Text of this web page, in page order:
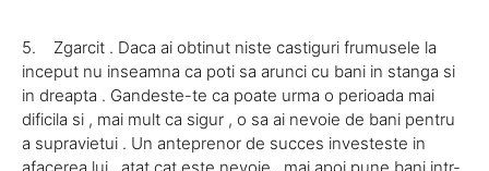
5. Zgarcit . Daca ai obtinut niste castiguri frumusele la
inceput nu inseamna ca poti sa arunci cu bani in stanga si
in dreapta . Gandeste-te ca poate urma o perioada mai
dificila si , mai mult ca sigur , o sa ai nevoie de bani pentru
a supravietui . Un anteprenor de succes investeste in